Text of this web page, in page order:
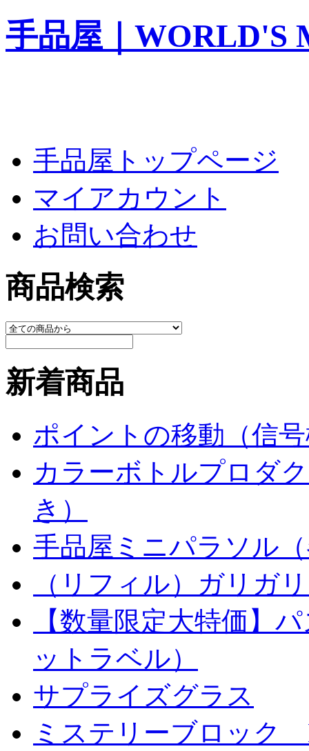
手品屋｜WORLD'S
手品屋トップページ
マイアカウント
お問い合わせ
商品検索
新着商品
ポイントの移動（信
カラーボトルプロダ
き）
手品屋ミニパラソル
（リフィル）ガリガ
【数量限定大特価】
ットラベル）
サプライズグラス
ミステリーブロック